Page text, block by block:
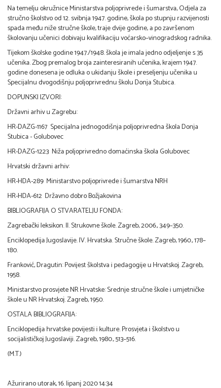
Na temelju okružnice Ministarstva poljoprivrede i šumarstva, Odjela za
stručno školstvo od 12. svibnja 1947. godine, škola po stupnju razvijenosti
spada među niže stručne škole, traje dvije godine, a po završenom
školovanju učenici dobivaju kvalifikaciju voćarsko–vinogradskog radnika.
Tijekom školske godine 1947./1948. škola je imala jedno odjeljenje s 35
učenika. Zbog premalog broja zainteresiranih učenika, krajem 1947.
godine donesena je odluka o ukidanju škole i preseljenju učenika u
Specijalnu dvogodišnju poljoprivrednu školu Donja Stubica.
DOPUNSKI IZVORI:
Državni arhiv u Zagrebu:
HR-DAZG-1167 Specijalna jednogodišnja poljoprivredna škola Donja
Stubica - Golubovec
HR-DAZG-1223 Niža poljoprivredno domaćinska škola Golubovec
Hrvatski državni arhiv:
HR-HDA-289 Ministarstvo poljoprivrede i šumarstva NRH
HR-HDA-612 Državno dobro Božjakovina
BIBLIOGRAFIJA O STVARATELJU FONDA:
Zagrebački leksikon. II. Strukovne škole. Zagreb, 2006., 349–350.
Enciklopedija Jugoslavije. IV. Hrvatska. Stručne škole. Zagreb, 1960., 178–
180.
Franković, Dragutin: Povijest školstva i pedagogije u Hrvatskoj. Zagreb,
1958.
Ministarstvo prosvjete NR Hrvatske: Srednje stručne škole i umjetničke
škole u NR Hrvatskoj. Zagreb, 1950.
OSTALA BIBLIOGRAFIJA:
Enciklopedija hrvatske povijesti i kulture. Prosvjeta i školstvo u
socijalističkoj Jugoslaviji. Zagreb, 1980., 513–516.
(M.T.)
Ažurirano utorak, 16. lipanj 2020 14:34